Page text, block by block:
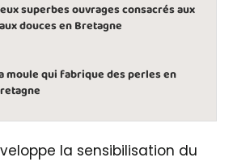
superbes ouvrages consacrés aux
douces en Bretagne
moule qui fabrique des perles en
la sensibilisation du